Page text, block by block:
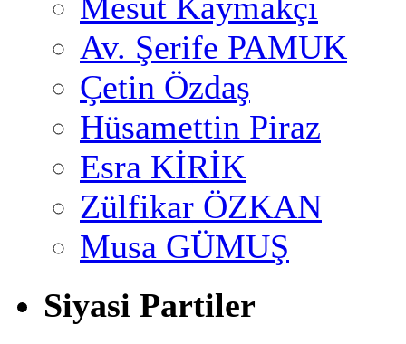
Av. Şerife PAMUK
Çetin Özdaş
Hüsamettin Piraz
Esra KİRİK
Zülfikar ÖZKAN
Musa GÜMUŞ
Siyasi Partiler